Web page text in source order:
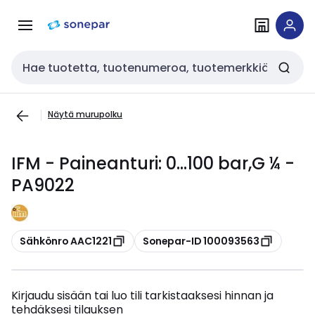
navigointiinsisältöön
Haku
Näytä murupolku
IFM - Paineanturi: 0...100 bar,G ¼ -
PA9022
Kopioi
Sähkönro AAC1221 Kopioi
Sonepar-ID 100093563
Kirjaudu sisään tai luo tili tarkistaaksesi hinnan ja
tehdäksesi tilauksen